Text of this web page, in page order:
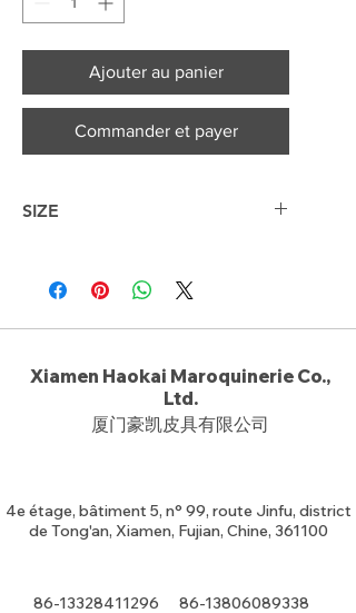
Ajouter au panier
Commander et payer
SIZE
Xiamen Haokai Maroquinerie Co.,
Ltd.
厦门豪凯皮具有限公司
4e étage, bâtiment 5, n° 99, route Jinfu, district
de Tong'an, Xiamen, Fujian, Chine, 361100
86-13328411296 86-13806089338